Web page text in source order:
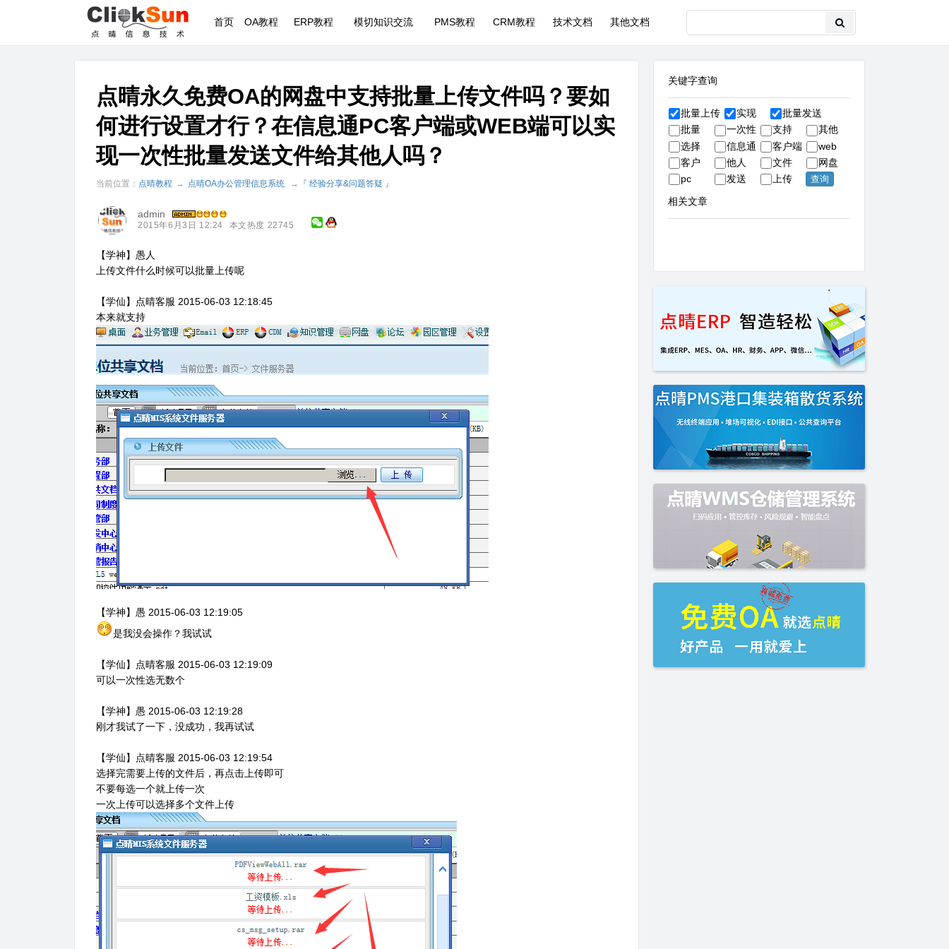
首页 OA教程 ERP教程 模切知识交流 PMS教程 CRM教程 技术文档 其他文档
点晴永久免费OA的网盘中支持批量上传文件吗？要如
何进行设置才行？在信息通PC客户端或WEB端可以实
现一次性批量发送文件给其他人吗？
当前位置： 点晴教程 → 点晴OA办公管理信息系统 → 『 经验分享&问题答疑 』
admin
2015年6月3日 12:24 本文热度 22745
【学神】愚人
上传文件什么时候可以批量上传呢
【学仙】点晴客服 2015-06-03 12:18:45
本来就支持
【学神】愚 2015-06-03 12:19:05
是我没会操作？我试试
【学仙】点晴客服 2015-06-03 12:19:09
可以一次性选无数个
【学神】愚 2015-06-03 12:19:28
刚才我试了一下，没成功，我再试试
【学仙】点晴客服 2015-06-03 12:19:54
选择完需要上传的文件后，再点击上传即可
不要每选一个就上传一次
一次上传可以选择多个文件上传
关键字查询
批量上传 实现
批量发送
批量
一次性 支持
其他
选择
信息通 客户端
web
客户
他人 文件
网盘
pc
发送 上传
相关文章